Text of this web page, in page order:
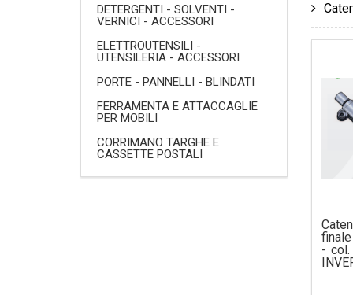
DETERGENTI - SOLVENTI -
VERNICI - ACCESSORI
ELETTROUTENSILI -
UTENSILERIA - ACCESSORI
PORTE - PANNELLI - BLINDATI
FERRAMENTA E ATTACCAGLIE
PER MOBILI
CORRIMANO TARGHE E
CASSETTE POSTALI
-